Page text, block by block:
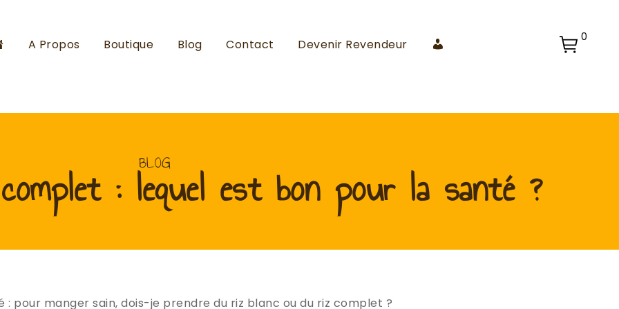
AccueilA Propos Boutique Blog Contact Devenir Revendeur 0
BLOG
: lequel est bon pour la santé ?
pour manger sain, dois-je prendre du riz blanc ou du riz complet ?